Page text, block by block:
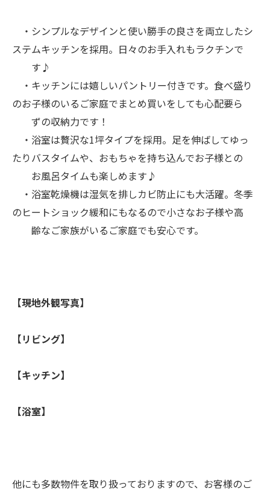
・シンプルなデザインと使い勝手の良さを両立したシ
ステムキッチンを採用。日々のお手入れもラクチンで
す♪
・キッチンには嬉しいパントリー付きです。食べ盛り
のお子様のいるご家庭でまとめ買いをしても心配要ら
ずの収納力です！
・浴室は贅沢な1坪タイプを採用。足を伸ばしてゆっ
たりバスタイムや、おもちゃを持ち込んでお子様との
お風呂タイムも楽しめます♪
・浴室乾燥機は湿気を排しカビ防止にも大活躍。冬季
のヒートショック緩和にもなるので小さなお子様や高
齢なご家族がいるご家庭でも安心です。
【現地外観写真】
【リビング】
【キッチン】
【浴室】
他にも多数物件を取り扱っておりますので、お客様のご